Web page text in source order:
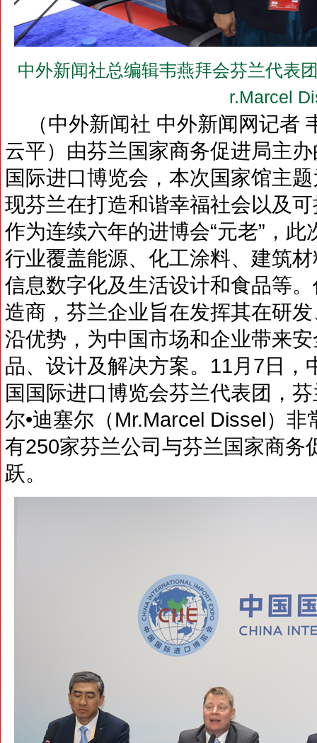
中外新闻社总编辑韦燕拜会芬兰代表
r.Marcel
（中外新闻社 中外新闻网记者
云平）由芬兰国家商务促进局主
国际进口博览会，本次国家馆主
现芬兰在打造和谐幸福社会以及
作为连续六年的进博会“元老”，
行业覆盖能源、化工涂料、建筑
信息数字化及生活设计和食品等
造商，芬兰企业旨在发挥其在研
沿优势，为中国市场和企业带来
品、设计及解决方案。11月7日，
国国际进口博览会芬兰代表团，
尔•迪塞尔（Mr.Marcel Dissel）
有250家芬兰公司与芬兰国家商务
跃。